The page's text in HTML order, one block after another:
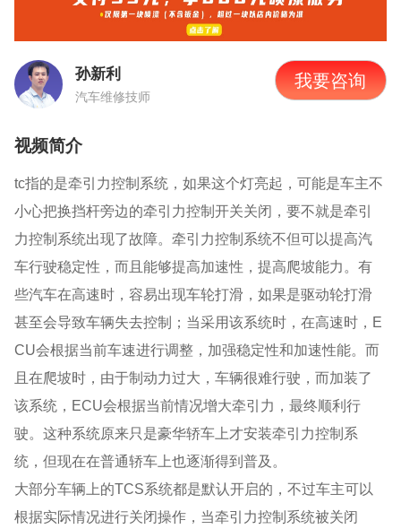
孙新利
汽车维修技师
我要咨询
视频简介
tc指的是牵引力控制系统，如果这个灯亮起，可能是车主不
小心把换挡杆旁边的牵引力控制开关关闭，要不就是牵引
力控制系统出现了故障。牵引力控制系统不但可以提高汽
车行驶稳定性，而且能够提高加速性，提高爬坡能力。有
些汽车在高速时，容易出现车轮打滑，如果是驱动轮打滑
甚至会导致车辆失去控制；当采用该系统时，在高速时，E
CU会根据当前车速进行调整，加强稳定性和加速性能。而
且在爬坡时，由于制动力过大，车辆很难行驶，而加装了
该系统，ECU会根据当前情况增大牵引力，最终顺利行
驶。这种系统原来只是豪华轿车上才安装牵引力控制系
统，但现在在普通轿车上也逐渐得到普及。
大部分车辆上的TCS系统都是默认开启的，不过车主可以
根据实际情况进行关闭操作，当牵引力控制系统被关闭